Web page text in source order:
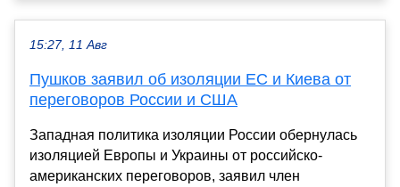
15:27, 11 Авг
Пушков заявил об изоляции ЕС и Киева от
переговоров России и США
Западная политика изоляции России обернулась
изоляцией Европы и Украины от российско-
американских переговоров, заявил член